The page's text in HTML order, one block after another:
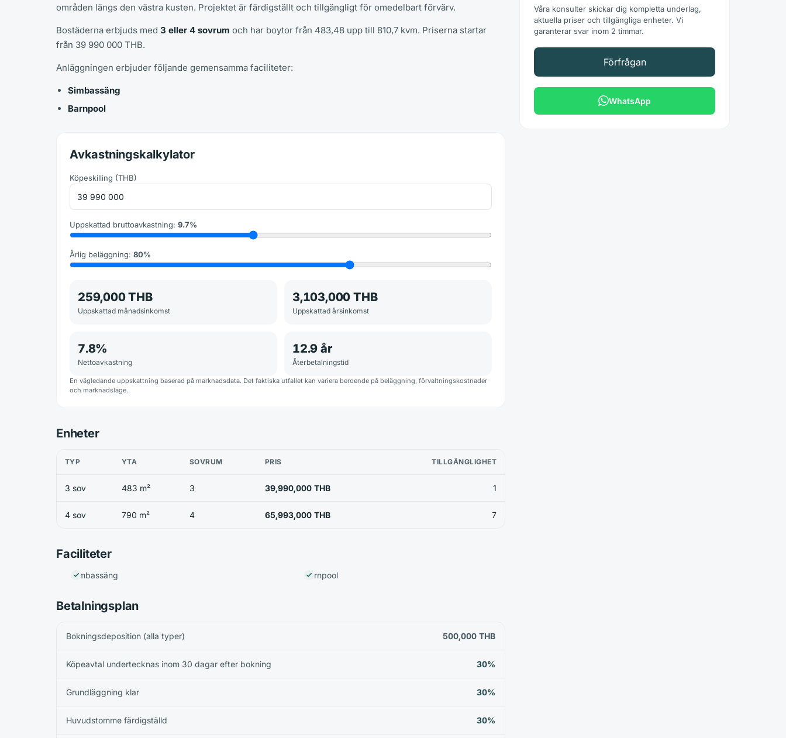
områden längs den västra kusten. Projektet är färdigställt och tillgängligt för omedelbart förvärv.
Bostäderna erbjuds med 3 eller 4 sovrum och har boytor från 483,48 upp till 810,7 kvm. Priserna startar
från 39 990 000 THB.
Anläggningen erbjuder följande gemensamma faciliteter:
Simbassäng
Barnpool
Avkastningskalkylator
Köpeskilling (THB)
Uppskattad bruttoavkastning: 9.7%
Årlig beläggning: 80%
259,000 THB
Uppskattad månadsinkomst
3,103,000 THB
Uppskattad årsinkomst
7.8%
Nettoavkastning
12.9 år
Återbetalningstid
En vägledande uppskattning baserad på marknadsdata. Det faktiska utfallet kan variera beroende på beläggning, förvaltningskostnader
och marknadsläge.
Enheter
TYP YTA SOVRUM PRIS TILLGÄNGLIGHET
3 sov 483 m² 3 39,990,000 THB 1
4 sov 790 m² 4 65,993,000 THB 7
Faciliteter
Simbassäng Barnpool
Betalningsplan
Bokningsdeposition (alla typer) 500,000 THB
Köpeavtal undertecknas inom 30 dagar efter bokning 30%
Grundläggning klar 30%
Huvudstomme färdigställd 30%
Våra konsulter skickar dig kompletta underlag,
aktuella priser och tillgängliga enheter. Vi
garanterar svar inom 2 timmar.
Förfrågan
WhatsApp